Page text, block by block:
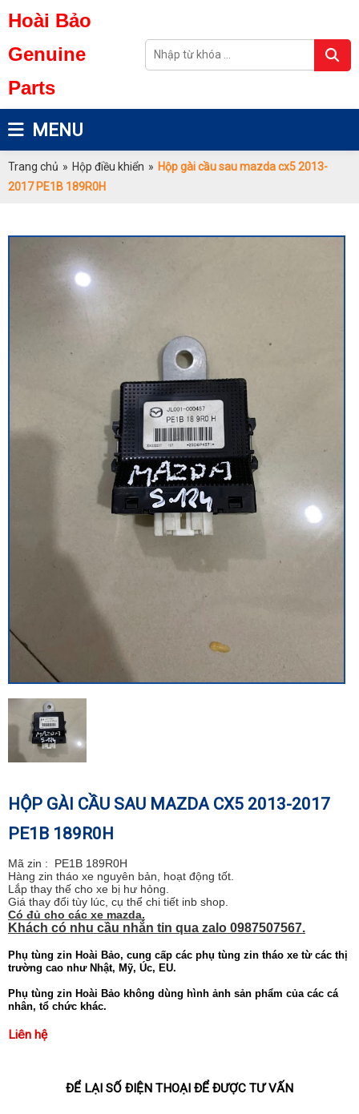
Hoài Bảo
Genuine
Parts
MENU
Trang chủ » Hộp điều khiển » Hộp gài cầu sau mazda cx5 2013-
2017 PE1B 189R0H
HỘP GÀI CẦU SAU MAZDA CX5 2013-2017
PE1B 189R0H
Mã zin : PE1B 189R0H
Hàng zin tháo xe nguyên bản, hoạt động tốt.
Lắp thay thế cho xe bị hư hỏng.
Giá thay đổi tùy lúc, cụ thể chi tiết inb shop.
Có đủ cho các xe mazda.
Khách có nhu cầu nhắn tin qua zalo 0987507567.
Phụ tùng zin Hoài Bảo, cung cấp các phụ tùng zin tháo xe từ các thị
trường cao như Nhật, Mỹ, Úc, EU.
Phụ tùng zin Hoài Bảo không dùng hình ảnh sản phẩm của các cá
nhân, tổ chức khác.
Liên hệ
ĐỂ LẠI SỐ ĐIỆN THOẠI ĐỂ ĐƯỢC TƯ VẤN